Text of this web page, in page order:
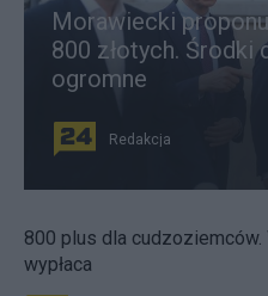
Morawiecki
800 złotych. Środki
ogromne
Redakcja
800 plus dla
wypłaca